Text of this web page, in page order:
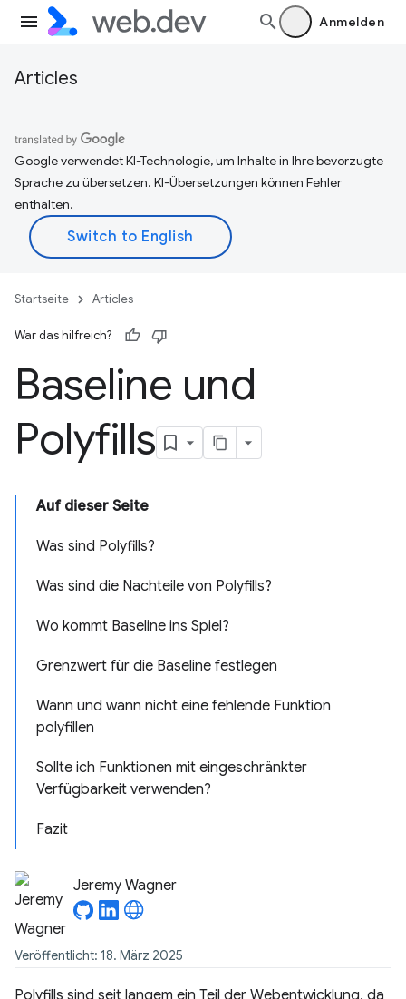
Anmelden
Articles
Google verwendet KI-Technologie, um Inhalte in Ihre bevorzugte
Sprache zu übersetzen. KI-Übersetzungen können Fehler
enthalten.
Startseite Articles
War das hilfreich?
Baseline und
Polyfills
Auf dieser Seite
Was sind Polyfills?
Was sind die Nachteile von Polyfills?
Wo kommt Baseline ins Spiel?
Grenzwert für die Baseline festlegen
Wann und wann nicht eine fehlende Funktion
polyfillen
Sollte ich Funktionen mit eingeschränkter
Verfügbarkeit verwenden?
Fazit
Jeremy Wagner
Veröffentlicht: 18. März 2025
Polyfills sind seit langem ein Teil der Webentwicklung, da